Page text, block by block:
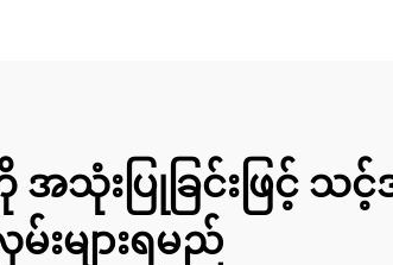
အသုံးပြုခြင်းဖြင့်
းများရမည်